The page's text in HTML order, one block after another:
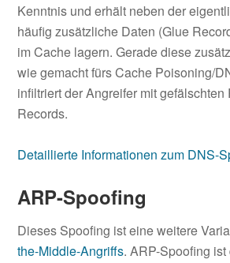
Kenntnis und erhält neben der
häufig zusätzliche Daten (Glue
im Cache lagern. Gerade diese
wie gemacht fürs Cache Poisoning/
infiltriert der Angreifer mit gefälschten
Records.
Detaillierte Informationen zum DNS-
ARP-Spoofing
Dieses Spoofing ist eine weitere
the-Middle-Angriffs. ARP-Spoofing